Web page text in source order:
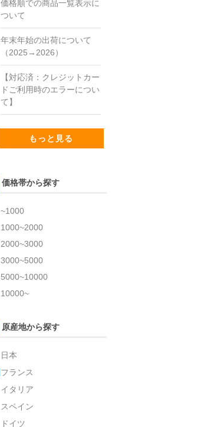
価格順での商品一覧表示に
ついて
年末年始の出荷について
（2025→2026）
【対応済：クレジットカー
ドご利用時のエラーについ
て】
もっと見る
価格帯から探す
~1000
1000~2000
2000~3000
3000~5000
5000~10000
10000~
原産地から探す
日本
フランス
イタリア
スペイン
ドイツ